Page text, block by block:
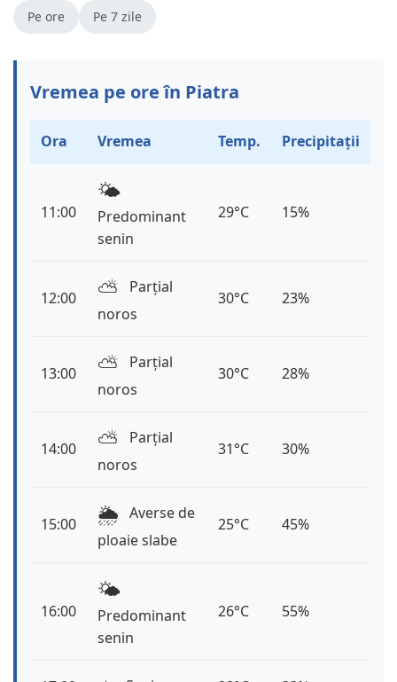
Pe ore Pe 7 zile
Vremea pe ore în Piatra
Ora Vremea Temp. Precipitații
11:00
🌤️
Predominant
senin
29°C 15%
12:00 ⛅️
Parțial
noros
30°C 23%
13:00 ⛅️
Parțial
noros
30°C 28%
14:00 ⛅️
Parțial
noros
31°C 30%
15:00 🌦️ Averse de
ploaie slabe
25°C 45%
16:00
🌤️
Predominant
senin
26°C 55%